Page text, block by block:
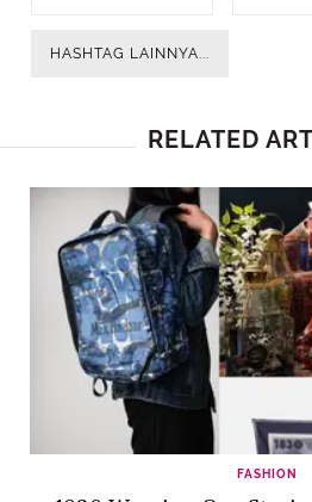
HASHTAG LAINNYA...
RELATED
FASHION